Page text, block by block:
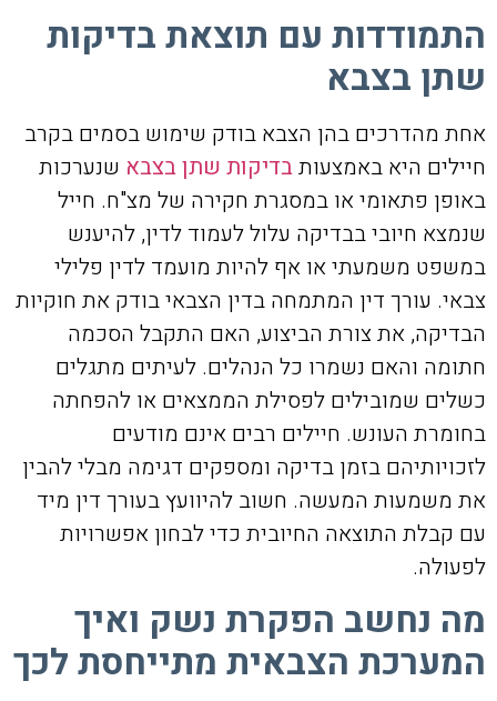
התמודדות עם תוצאת בדיקות
שתן בצבא
אחת מהדרכים בהן הצבא בודק שימוש בסמים בקרב
חיילים היא באמצעותבדיקות שתן בצבא שנערכות
באופן פתאומי או במסגרת חקירה של מצ"ח. חייל
שנמצא חיובי בבדיקה עלול לעמוד לדין, להיענש
במשפט משמעתי או אף להיות מועמד לדין פלילי
צבאי. עורך דין המתמחה בדין הצבאי בודק את חוקיות
הבדיקה, את צורת הביצוע, האם התקבל הסכמה
חתומה והאם נשמרו כל הנהלים. לעיתים מתגלים
כשלים שמובילים לפסילת הממצאים או להפחתה
בחומרת העונש. חיילים רבים אינם מודעים
לזכויותיהם בזמן בדיקה ומספקים דגימה מבלי להבין
את משמעות המעשה. חשוב להיוועץ בעורך דין מיד
עם קבלת התוצאה החיובית כדי לבחון אפשרויות
לפעולה.
מה נחשב הפקרת נשק ואיך
המערכת הצבאית מתייחסת לכך